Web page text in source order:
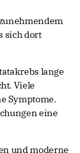
sich dort
lange
Viele
Symptome.
eine
und moderne